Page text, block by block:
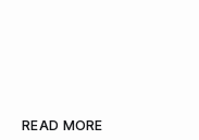
READ MORE